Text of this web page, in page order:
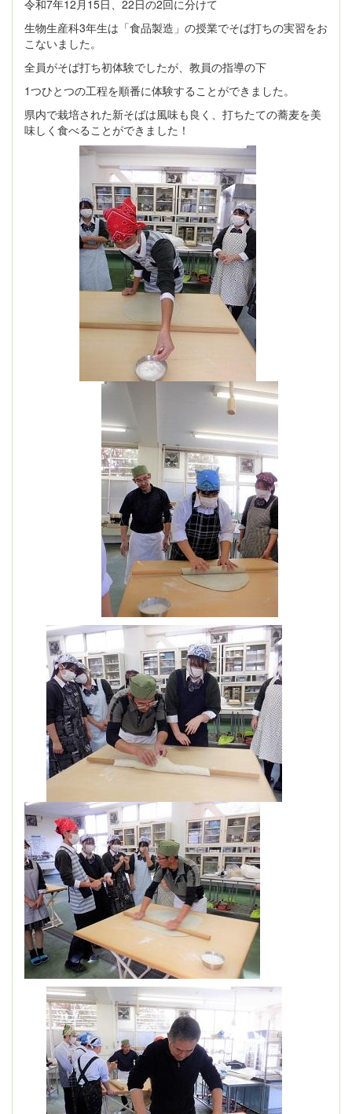
令和7年12月15日、22日の2回に分けて
生物生産科3年生は「食品製造」の授業でそば打ちの実習をお
こないました。
全員がそば打ち初体験でしたが、教員の指導の下
1つひとつの工程を順番に体験することができました。
県内で栽培された新そばは風味も良く、打ちたての蕎麦を美
味しく食べることができました！